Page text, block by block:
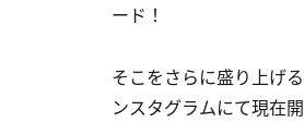
ード！
そこをさらに盛り上げ
ンスタグラムにて現在開